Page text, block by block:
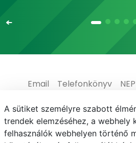
Email Telefonkönyv
Médiaközpont
A sütiket személyre szabott
trendek elemzéséhez, a webhely
felhasználók webhelyen történő